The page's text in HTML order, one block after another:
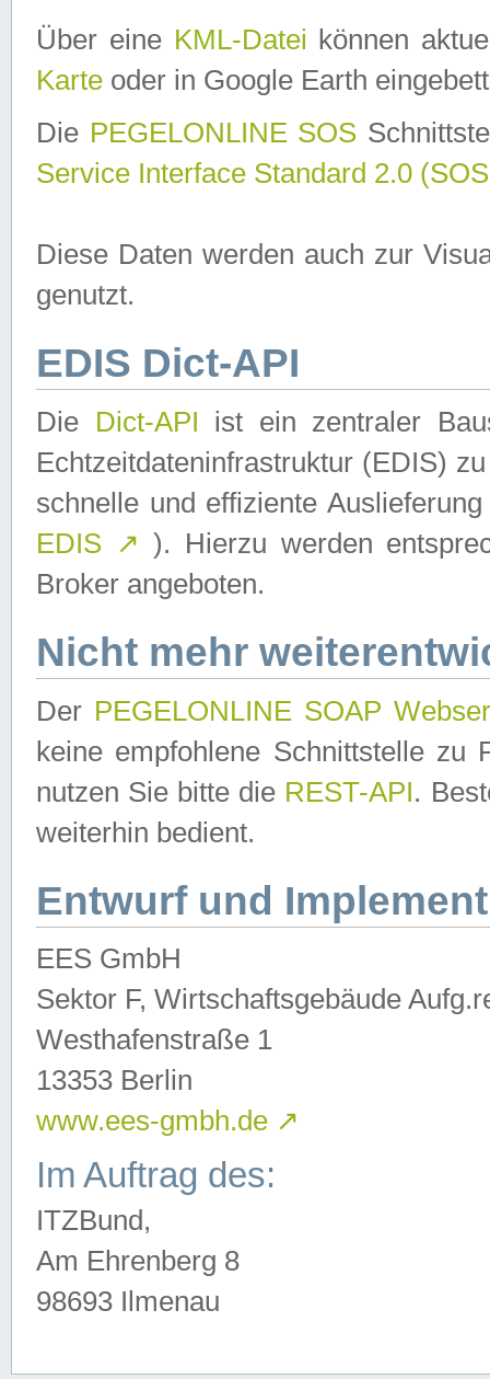
Über eine KML-Datei können
Karte oder in Google Earth
Die PEGELONLINE SOS
Service Interface Standard 2.0
Diese Daten werden auch zur
genutzt.
EDIS Dict-API
Die Dict-API ist ein zentraler
Echtzeitdateninfrastruktur (EDIS)
schnelle und effiziente
EDIS ↗ ). Hierzu werden
Broker angeboten.
Nicht mehr
Der PEGELONLINE SOAP
keine empfohlene Schnittstelle zu
nutzen Sie bitte die REST-API.
weiterhin bedient.
Entwurf und
EES GmbH
Sektor F, Wirtschaftsgebäude
Westhafenstraße 1
13353 Berlin
www.ees-gmbh.de ↗
Im Auftrag des:
ITZBund,
Am Ehrenberg 8
98693 Ilmenau